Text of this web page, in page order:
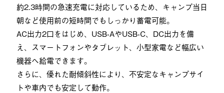
約2.3時間の急速充電に対応しているため、キャンプ当日
朝など使用前の短時間でもしっかり蓄電可能。
AC出力2口をはじめ、USB-AやUSB-C、DC出力を備
え、スマートフォンやタブレット、小型家電など幅広い
機器へ給電できます。
さらに、優れた耐傾斜性により、不安定なキャンプサイ
トや車内でも安定して動作。